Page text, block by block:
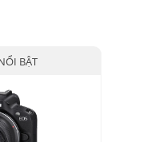
BẬT